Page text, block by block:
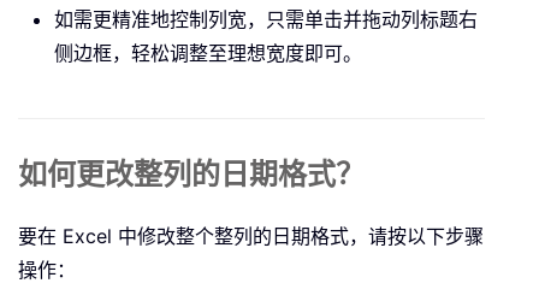
如需更精准地控制列宽，只需单击并拖动列标题右
侧边框，轻松调整至理想宽度即可。
如何更改整列的日期格式？
要在 Excel 中修改整个整列的日期格式，请按以下步骤
操作：